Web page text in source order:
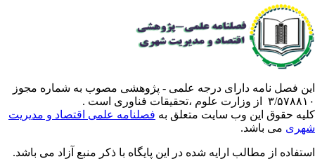
فصل نامه دارای درجه علمی - پژوهشی مصوب به شماره مجوز
وزارت علوم ،تحقیقات فناوری است .
حقوق این وب سایت متعلق بهفصلنامه علمی اقتصاد و مدیریت
می باشد.
از مطالب ارایه شده در این پایگاه با ذکر منبع آزاد می باشد.